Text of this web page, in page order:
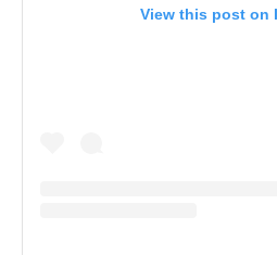
View this post on